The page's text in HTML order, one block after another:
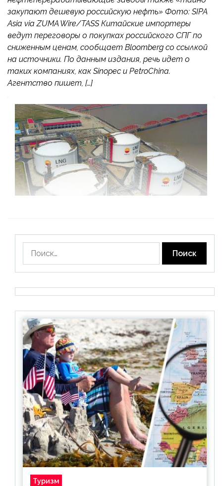
закупают дешевую российскую нефть» Фото: SIPA
Asia via ZUMA Wire/TASS Китайские импортеры
ведут переговоры о покупках российского СПГ по
сниженным ценам, сообщает Bloomberg со ссылкой
на источники. По данным издания, речь идет о
таких компаниях, как Sinopec и PetroChina.
Агентство пишет, […]
Туризм